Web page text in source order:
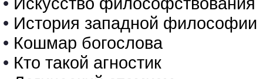
• История западной философии
• Кошмар богослова
• Кто такой агностик